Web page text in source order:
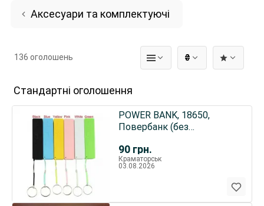
Аксесуари та комплектуючі
₴
136 оголошень
Стандартні оголошення
90 грн.
POWER BANK, 18650,
Повербанк (без
аккумуляторов
Краматорськ
03.08.2026